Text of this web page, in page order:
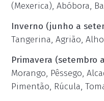
(Mexerica), Abóbora,
Inverno (junho a
Tangerina, Agrião,
Primavera (setembro
Morango, Pêssego,
Pimentão, Rúcula,